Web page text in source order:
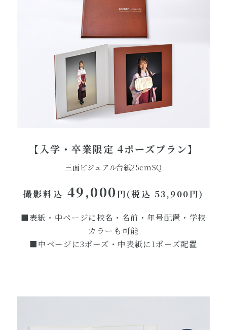
【入学・卒業限定 4ポーズプラン】
三面ビジュアル台紙25cmSQ
撮影料込 49,000 円(税込 53,900円)
■表紙・中ページに校名・名前・年号配置・学校
カラーも可能
■中ページに3ポーズ・中表紙に1ポーズ配置